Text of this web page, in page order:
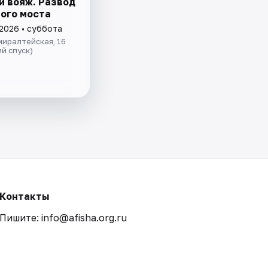
моста
• суббота
16
спуск)
Контакты
Пишите: info@afisha.org.ru